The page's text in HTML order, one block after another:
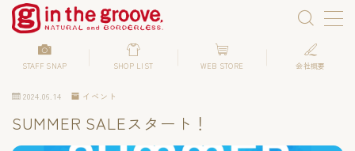
STAFF SNAP SHOP LIST WEB STORE 会社概要
2024.06.14 イベント
SUMMER SALEスタート！